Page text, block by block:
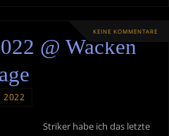
KEINE KOMMENTARE
@ Wacken
2022
Striker habe ich das letzte